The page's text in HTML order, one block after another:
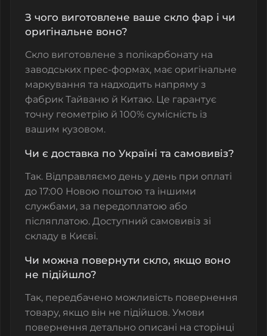
З чого виготовлене ваше скло фар і чи
оригінальне воно?
Скло виготовлене з полікарбонату на
заводських прес-формах, має оригінальне
маркування та надходить напряму з
фабрик Тайваню й Китаю. Це гарантує
точну геометрію й 100% сумісність із
вашим кузовом.
Чи є доставка по Україні та самовивіз?
Так. Відправляємо день у день при оплаті
до 17:00 Новою поштою та іншими
службами, за передоплатою або
післяплатою. Доступний самовивіз зі
складу в Києві.
Чи можна повернути скло, якщо воно
не підійшло?
Так, передбачено можливість повернення
товару, якщо він не підійшов. Умови
повернення детально описані на сторінці